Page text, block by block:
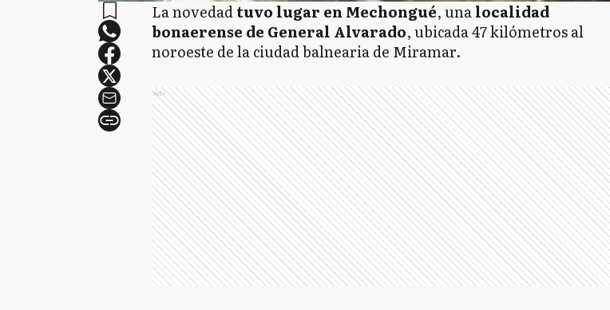
La novedadtuvo lugar en Mechongué, unalocalidad
bonaerense de General Alvarado, ubicada 47 kilómetros al
noroeste de la ciudad balnearia de Miramar.
Ads